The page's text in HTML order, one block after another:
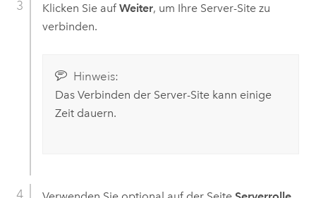
Klicken Sie auf Weiter, um Ihre Server-Site zu
verbinden.
Hinweis:
Das Verbinden der Server-Site kann einige
Zeit dauern.